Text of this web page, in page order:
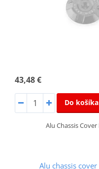
43,48 €
Do košíka
Alu Chassis Cover
Alu chassis